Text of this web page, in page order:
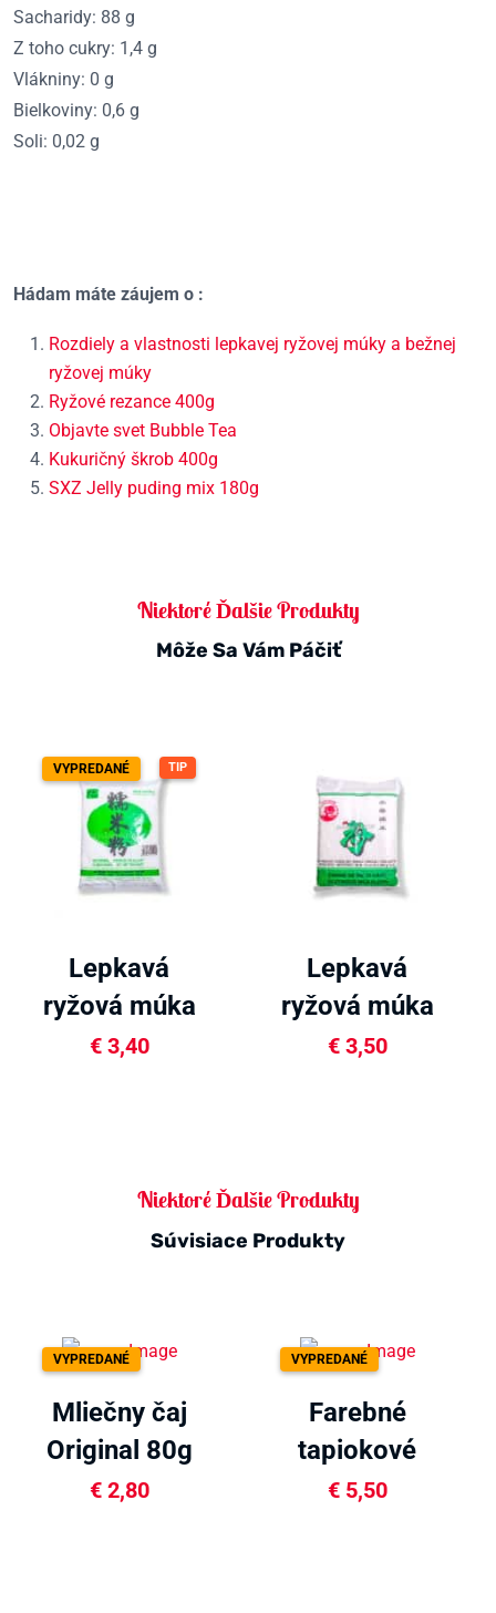
Sacharidy: 88 g
Z toho cukry: 1,4 g
Vlákniny: 0 g
Bielkoviny: 0,6 g
Soli: 0,02 g
Hádam máte záujem o :
Rozdiely a vlastnosti lepkavej ryžovej múky a bežnej
ryžovej múky
Ryžové rezance 400g
Objavte svet Bubble Tea
Kukuričný škrob 400g
SXZ Jelly puding mix 180g
Niektoré Ďalšie Produkty
Môže Sa Vám Páčiť
TIP
VYPREDANÉ
Lepkavá
ryžová múka
400g
€3,40
Lepkavá
ryžová múka
400g
€3,50
Niektoré Ďalšie Produkty
Súvisiace Produkty
VYPREDANÉ
Mliečny čaj
Original 80g
€2,80
VYPREDANÉ
Farebné
tapiokové
guľôčky 250g
€5,50